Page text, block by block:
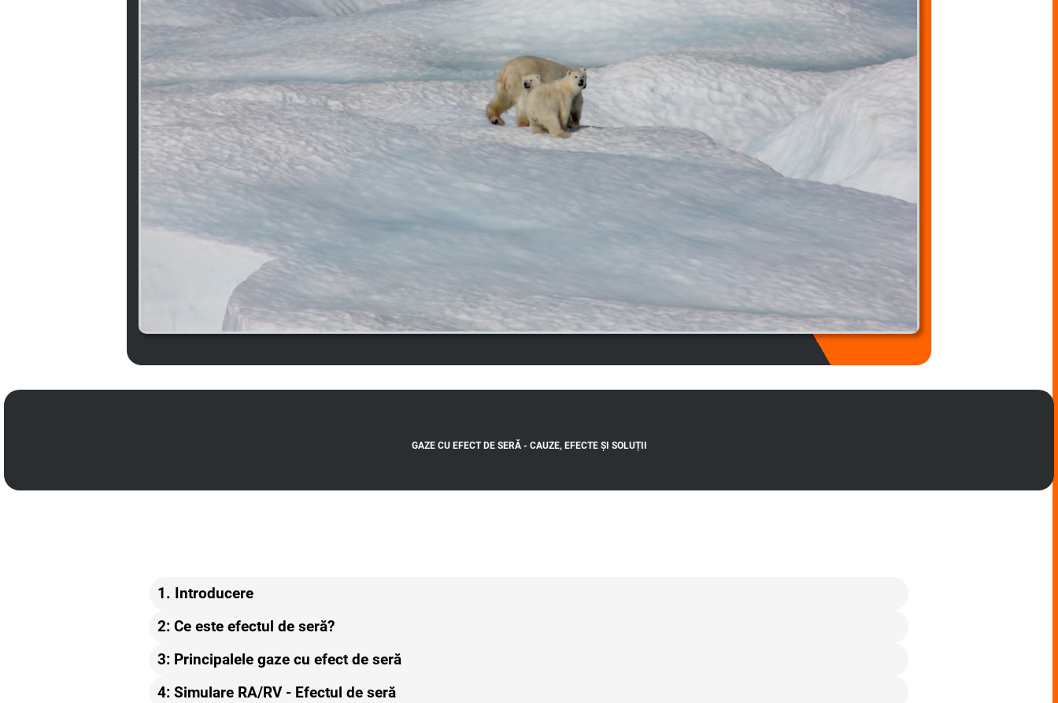
GAZE CU EFECT DE SERĂ - CAUZE, EFECTE ȘI SOLUȚII
1. Introducere
2: Ce este efectul de seră?
3: Principalele gaze cu efect de seră
4: Simulare RA/RV - Efectul de seră